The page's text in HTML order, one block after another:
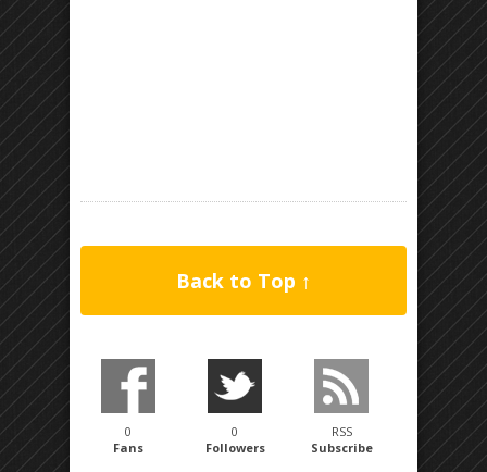
Back to Top ↑
0
Fans
0
Followers
RSS
Subscribe